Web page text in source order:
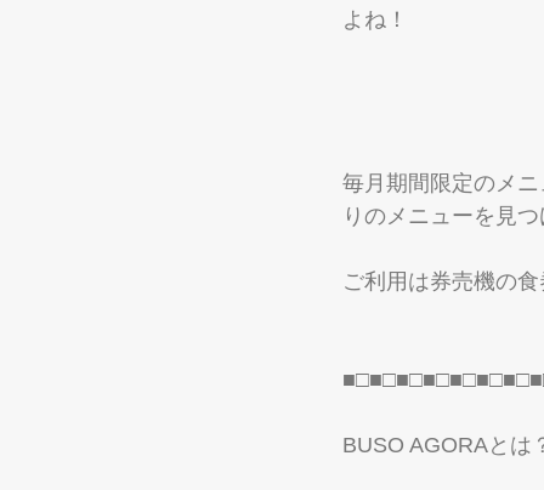
よね！
毎月期間限定のメ
りのメニューを見
ご利用は券売機の
BUSO AGORAとは